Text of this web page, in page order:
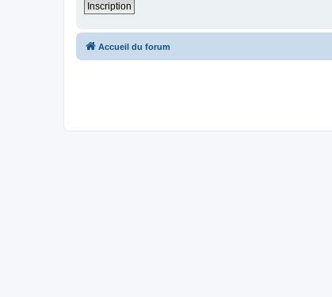
Inscription
Accueil du forum